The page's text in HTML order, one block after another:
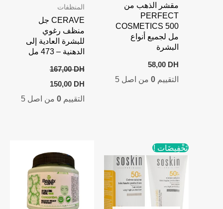
مقشر الذهب من
PERFECT
COSMETICS 500
مل لجميع أنواع
البشرة
58,00 DH
التقييم 0من اصل 5
المنظفات
CERAVE جل
منظف رغوي
للبشرة العادية إلى
الدهنية – 473 مل
167,00DH
Original
price
was:
150,00 DH
is:
التقييم0 من اصل 5
تَخْفِيضَات !